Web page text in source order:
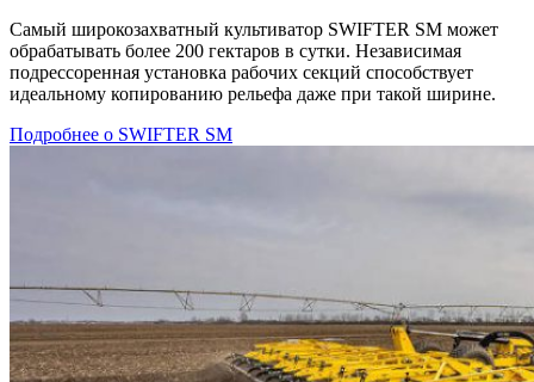
Самый широкозахватный культиватор SWIFTER SM может
обрабатывать более 200 гектаров в сутки. Независимая
подрессоренная установка рабочих секций способствует
идеальному копированию рельефа даже при такой ширине.
Подробнее о SWIFTER SM